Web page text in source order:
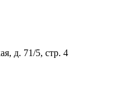
д. 71/5, стр. 4